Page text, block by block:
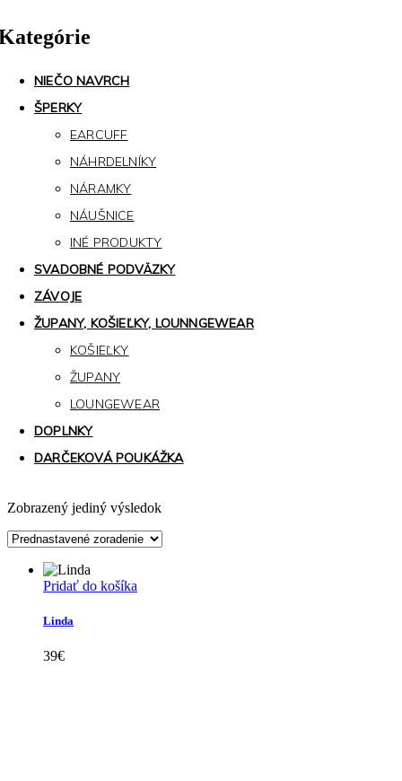
Zobrazený jediný výsledok
Pridať do košíka
Linda
39€
NIEČO NAVRCH
ŠPERKY
EARCUFF
NÁHRDELNÍKY
NÁRAMKY
NÁUŠNICE
INÉ PRODUKTY
SVADOBNÉ PODVÄZKY
ZÁVOJE
ŽUPANY, KOŠIEĽKY, LOUNNGEWEAR
KOŠIEĽKY
ŽUPANY
LOUNGEWEAR
DOPLNKY
DARČEKOVÁ POUKÁŽKA